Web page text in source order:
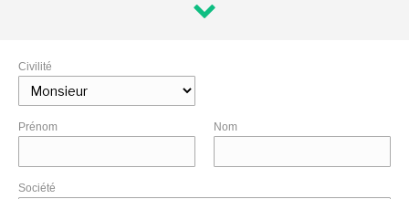
Civilité
Prénom Nom
Société